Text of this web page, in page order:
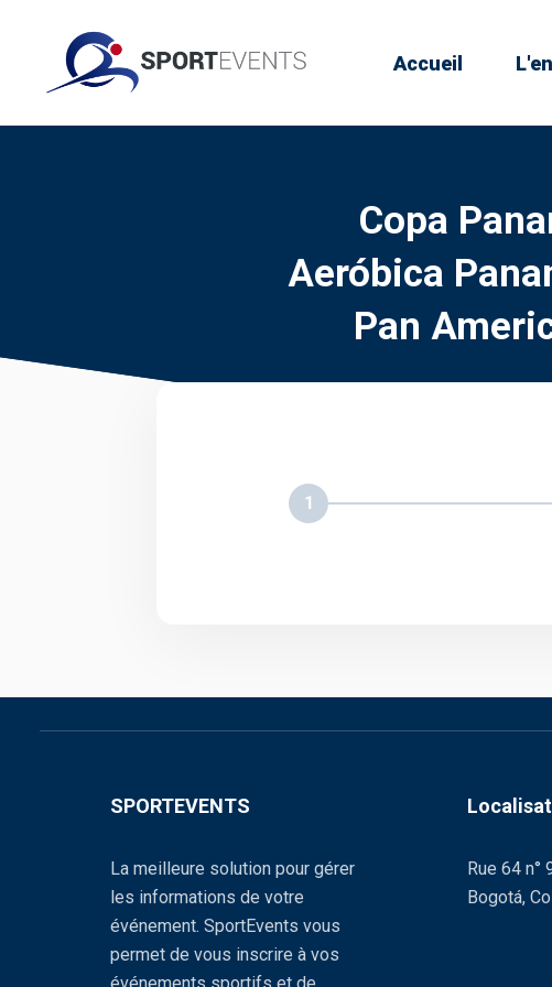
Accueil
Copa
Aeróbica
Pan
1
SPORTEVENTS
La meilleure solution pour gérer
les informations de votre
événement. SportEvents vous
permet de vous inscrire à vos
Rue 64 n°
Bogotá,